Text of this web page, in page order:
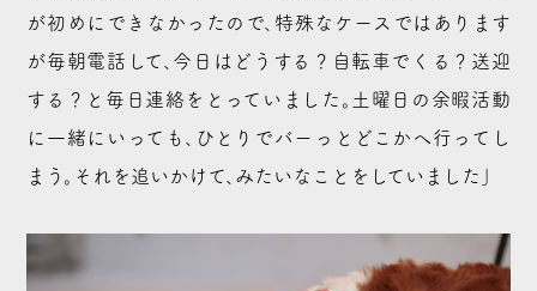
が初めにできなかったので、特殊なケースではあります
が毎朝電話して、今日はどうする？自転車でくる？送迎
する？と毎日連絡をとっていました。土曜日の余暇活動
に一緒にいっても、ひとりでバーっとどこかへ行ってし
まう。それを追いかけて、みたいなことをしていました」